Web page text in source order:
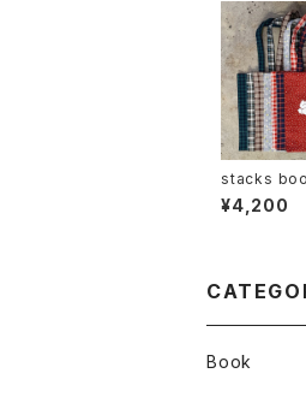
stacks
sectuno
c Tote bag
¥4,200
Book